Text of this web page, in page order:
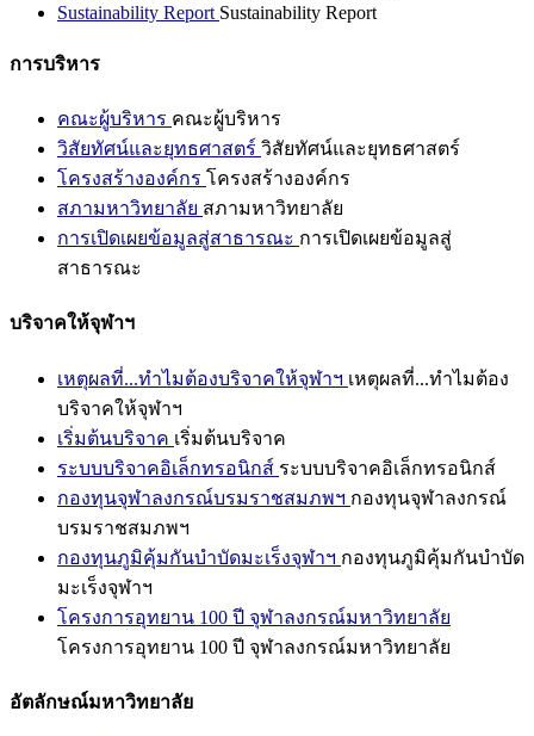
Sustainability Report Sustainability Report
การบริหาร
คณะผู้บริหาร คณะผู้บริหาร
วิสัยทัศน์และยุทธศาสตร์ วิสัยทัศน์และยุทธศาสตร์
โครงสร้างองค์กร โครงสร้างองค์กร
สภามหาวิทยาลัย สภามหาวิทยาลัย
การเปิดเผยข้อมูลสู่สาธารณะ การเปิดเผยข้อมูลสู่
สาธารณะ
บริจาคให้จุฬาฯ
เหตุผลที่...ทำไมต้องบริจาคให้จุฬาฯ เหตุผลที่...ทำไมต้อง
บริจาคให้จุฬาฯ
เริ่มต้นบริจาค เริ่มต้นบริจาค
ระบบบริจาคอิเล็กทรอนิกส์ ระบบบริจาคอิเล็กทรอนิกส์
กองทุนจุฬาลงกรณ์บรมราชสมภพฯ กองทุนจุฬาลงกรณ์
บรมราชสมภพฯ
กองทุนภูมิคุ้มกันบำบัดมะเร็งจุฬาฯ กองทุนภูมิคุ้มกันบำบัด
มะเร็งจุฬาฯ
โครงการอุทยาน 100 ปี จุฬาลงกรณ์มหาวิทยาลัย
โครงการอุทยาน 100 ปี จุฬาลงกรณ์มหาวิทยาลัย
อัตลักษณ์มหาวิทยาลัย